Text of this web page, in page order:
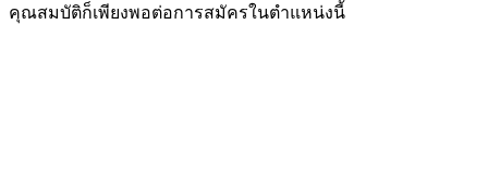
คุณสมบัติก็เพียงพอต่อการสมัครในตำแหน่งนี้